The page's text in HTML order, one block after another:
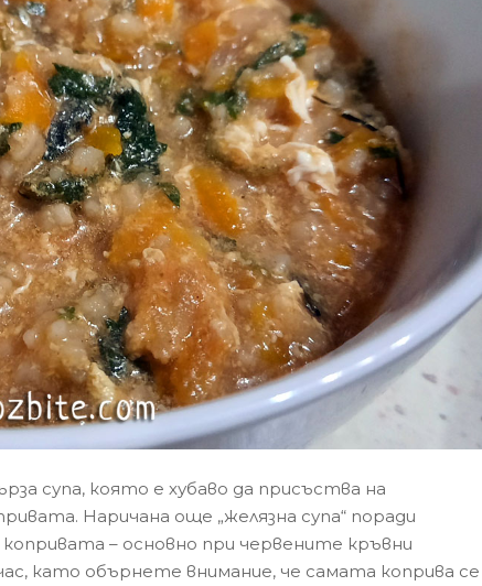
супа, която е хубаво да присъства на
Наричана още „желязна супа“ поради
– основно при червените кръвни
като обърнете внимание, че самата коприва се